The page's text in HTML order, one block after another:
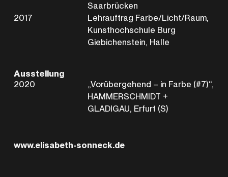
Saarbrücken
2017
Lehrauftrag Farbe/Licht/Raum,
Kunsthochschule Burg
Giebichenstein, Halle
Ausstellung
2020
„Vorübergehend – in Farbe (#7)“,
HAMMERSCHMIDT +
GLADIGAU, Erfurt (S)
www.elisabeth-sonneck.de